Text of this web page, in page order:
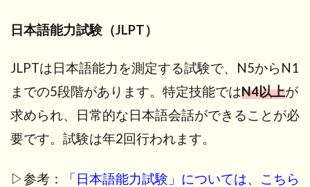
日本語能力試験（JLPT）
JLPTは日本語能力を測定する試験で、N5からN1
までの5段階があります。特定技能ではN4以上が
求められ、日常的な日本語会話ができることが必
要です。試験は年2回行われます。
▷参考：
「日本語能力試験」については、こちら